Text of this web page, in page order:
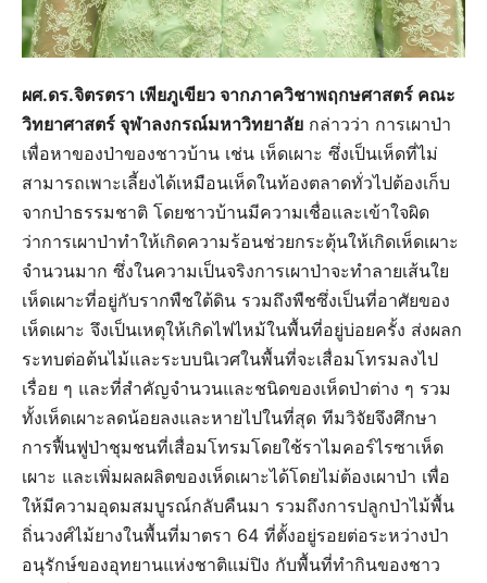
ผศ.ดร.จิตรตรา เพียภูเขียว จากภาควิชาพฤกษศาสตร์ คณะ
วิทยาศาสตร์ จุฬาลงกรณ์มหาวิทยาลัย กล่าวว่า การเผาป่า
เพื่อหาของป่าของชาวบ้าน เช่น เห็ดเผาะ ซึ่งเป็นเห็ดที่ไม่
สามารถเพาะเลี้ยงได้เหมือนเห็ดในท้องตลาดทั่วไปต้องเก็บ
จากป่าธรรมชาติ โดยชาวบ้านมีความเชื่อและเข้าใจผิด
ว่าการเผาป่าทำให้เกิดความร้อนช่วยกระตุ้นให้เกิดเห็ดเผาะ
จำนวนมาก ซึ่งในความเป็นจริงการเผาป่าจะทำลายเส้นใย
เห็ดเผาะที่อยู่กับรากพืชใต้ดิน รวมถึงพืชซึ่งเป็นที่อาศัยของ
เห็ดเผาะ จึงเป็นเหตุให้เกิดไฟไหม้ในพื้นที่อยู่บ่อยครั้ง ส่งผลก
ระทบต่อต้นไม้และระบบนิเวศในพื้นที่จะเสื่อมโทรมลงไป
เรื่อย ๆ และที่สำคัญจำนวนและชนิดของเห็ดป่าต่าง ๆ รวม
ทั้งเห็ดเผาะลดน้อยลงและหายไปในที่สุด ทีมวิจัยจึงศึกษา
การฟื้นฟูป่าชุมชนที่เสื่อมโทรมโดยใช้ราไมคอร์ไรซาเห็ด
เผาะ และเพิ่มผลผลิตของเห็ดเผาะได้โดยไม่ต้องเผาป่า เพื่อ
ให้มีความอุดมสมบูรณ์กลับคืนมา รวมถึงการปลูกป่าไม้พื้น
ถิ่นวงศ์ไม้ยางในพื้นที่มาตรา 64 ที่ตั้งอยู่รอยต่อระหว่างป่า
อนุรักษ์ของอุทยานแห่งชาติแม่ปิง กับพื้นที่ทำกินของชาว